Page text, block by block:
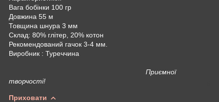
Вага бобінки 100 гр
Довжина 55 м
Товщина шнура 3 мм
Склад: 80% глітер, 20% котон
Рекомендований гачок 3-4 мм.
Виробник : Туреччина
Приємної
творчості!
Приховати